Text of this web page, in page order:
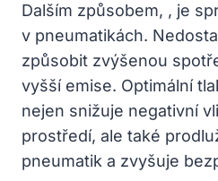
Dalším způsobem, , je
v pneumatikách.
způsobit zvýšenou
vyšší emise. Optimální
nejen snižuje negativní
prostředí, ale také
pneumatik a zvyšuje